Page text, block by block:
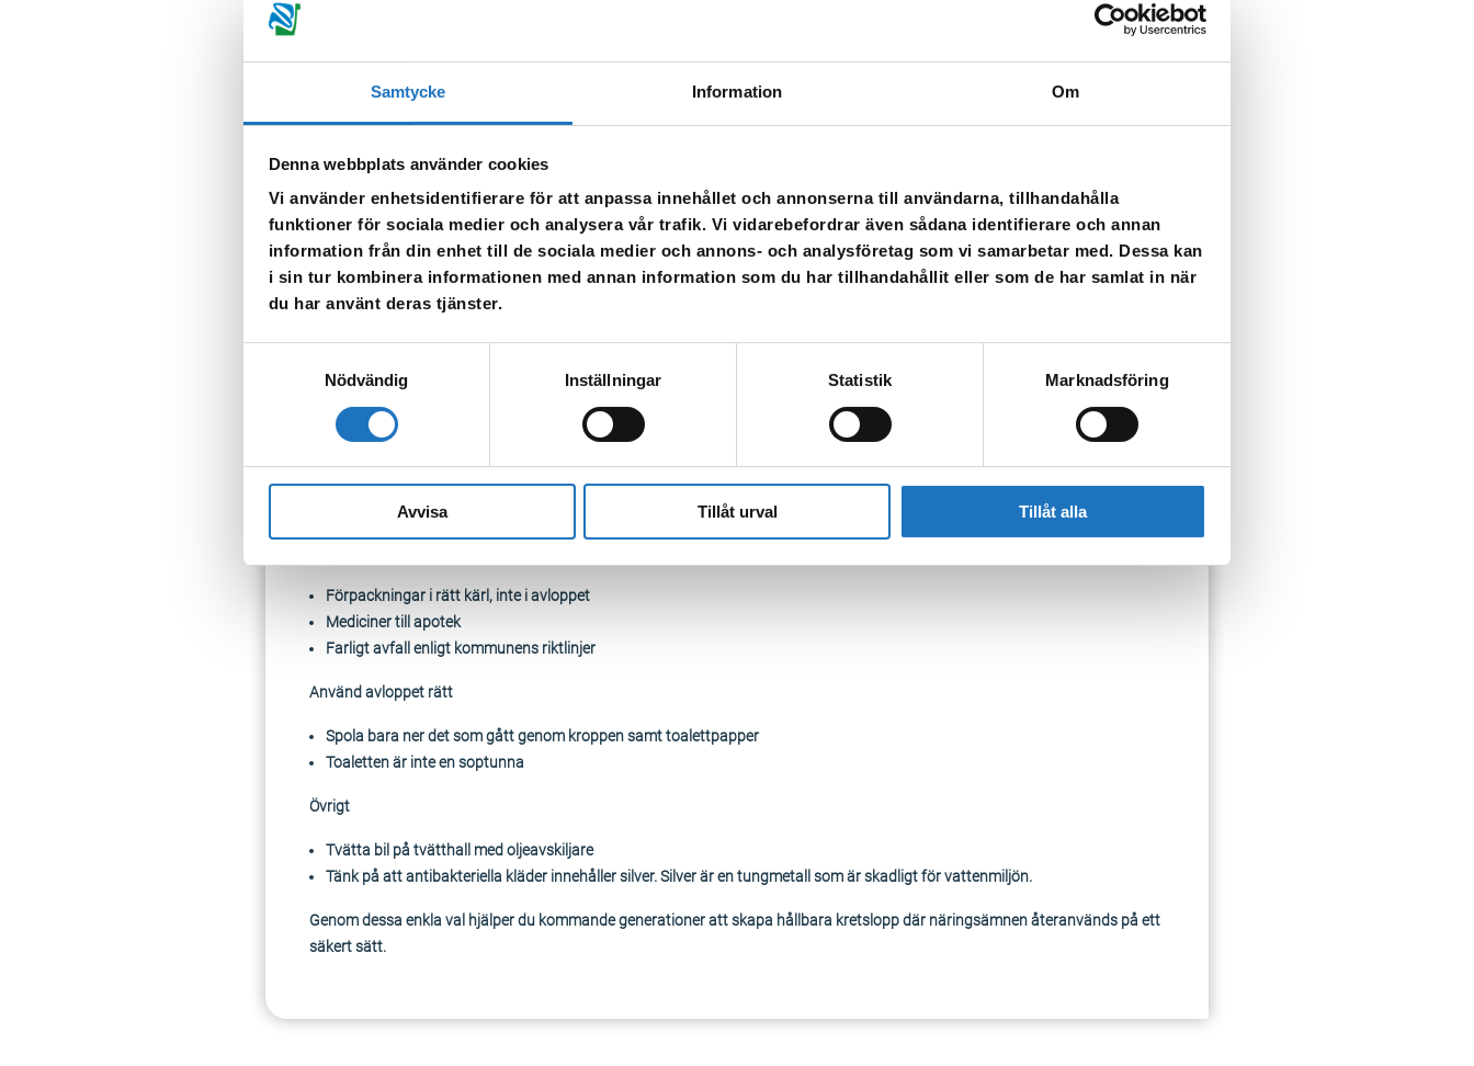
Samtycke Information Om
Denna webbplats använder cookies
Vi använder enhetsidentifierare för att anpassa innehållet och annonserna till användarna, tillhandahålla
funktioner för sociala medier och analysera vår trafik. Vi vidarebefordrar även sådana identifierare och annan
information från din enhet till de sociala medier och annons- och analysföretag som vi samarbetar med. Dessa kan
i sin tur kombinera informationen med annan information som du har tillhandahållit eller som de har samlat in när
du har använt deras tjänster.
Nödvändig
Inställningar Statistik Marknadsföring
Avvisa Tillåt urval Tillåt alla
Vad kan du göra hemma?
Reningsverken kan inte rena bort alla miljögifter. Dessa riskerar att hamna i sjöar, vattendrag och dricksvatten. Därför är det
viktigt att förebygga förorening hemma.
Läs innehållsförteckningar
påsen blir genomblöt
Undvik oseriösa webbsidor – deras produkter följer ofta inte EU:s kemikaliekrav
Förpackningar i rätt kärl, inte i avloppet
Mediciner till apotek
Farligt avfall enligt kommunens riktlinjer
Använd avloppet rätt
Spola bara ner det som gått genom kroppen samt toalettpapper
Toaletten är inte en soptunna
Övrigt
Tvätta bil på tvätthall med oljeavskiljare
Tänk på att antibakteriella kläder innehåller silver. Silver är en tungmetall som är skadligt för vattenmiljön.
Genom dessa enkla val hjälper du kommande generationer att skapa hållbara kretslopp där näringsämnen återanvänds på ett
säkert sätt.